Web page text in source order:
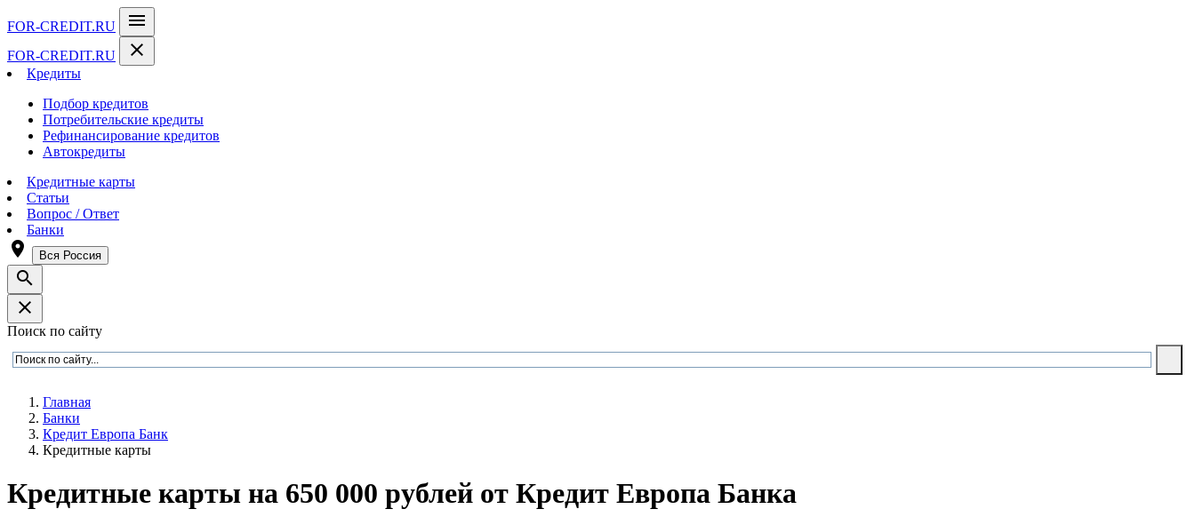
FOR-CREDIT.RU menu
FOR-CREDIT.RU close
Кредиты
Подбор кредитов
Потребительские кредиты
Рефинансирование кредитов
Автокредиты
Кредитные карты
Статьи
Вопрос / Ответ
Банки
room Вся Россия
search
close
Поиск по сайту
Главная
Банки
Кредит Европа Банк
Кредитные карты
Кредитные карты на 650 000 рублей от Кредит Европа Банка